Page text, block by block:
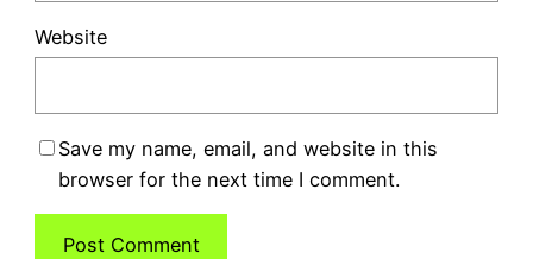
Website
Save my name, email, and website in this
browser for the next time I comment.